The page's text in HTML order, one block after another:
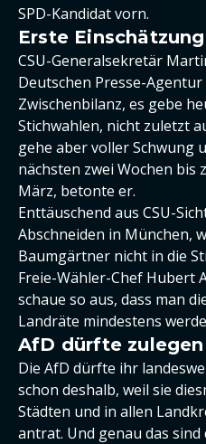
SPD-Kandidat vorn.
Erste
CSU-Generalsekretär
Deutschen Presse-
Zwischenbilanz, es gebe
Stichwahlen, nicht zuletzt
gehe aber voller Schwung
nächsten zwei Wochen bis
März, betonte er.
Enttäuschend aus CSU-
Abschneiden in München,
Baumgärtner nicht in die
Freie-Wähler-Chef Hubert
schaue so aus, dass man
Landräte mindestens
AfD dürfte zulegen
Die AfD dürfte ihr
schon deshalb, weil sie
Städten und in allen
antrat. Und genau das